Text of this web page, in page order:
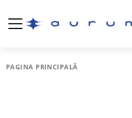
PAGINA PRINCIPALĂ